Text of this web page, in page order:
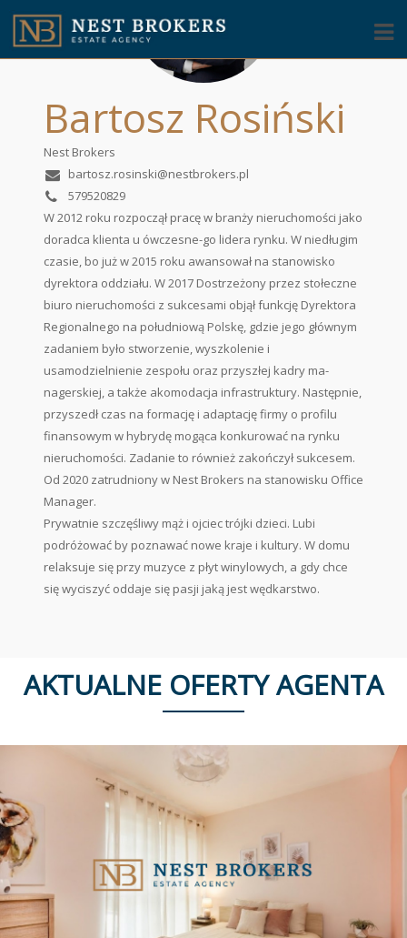
Bartosz Rosiński
Nest Brokers
bartosz.rosinski@nestbrokers.pl
579520829
W 2012 roku rozpoczął pracę w branży nieruchomości jako
doradca klienta u ówczesne-go lidera rynku. W niedługim
czasie, bo już w 2015 roku awansował na stanowisko
dyrektora oddziału. W 2017 Dostrzeżony przez stołeczne
biuro nieruchomości z sukcesami objął funkcję Dyrektora
Regionalnego na południową Polskę, gdzie jego głównym
zadaniem było stworzenie, wyszkolenie i
usamodzielnienie zespołu oraz przyszłej kadry ma-
nagerskiej, a także akomodacja infrastruktury. Następnie,
przyszedł czas na formację i adaptację firmy o profilu
finansowym w hybrydę mogąca konkurować na rynku
nieruchomości. Zadanie to również zakończył sukcesem.
Od 2020 zatrudniony w Nest Brokers na stanowisku Office
Manager.
Prywatnie szczęśliwy mąż i ojciec trójki dzieci. Lubi
podróżować by poznawać nowe kraje i kultury. W domu
relaksuje się przy muzyce z płyt winylowych, a gdy chce
się wyciszyć oddaje się pasji jaką jest wędkarstwo.
AKTUALNE OFERTY AGENTA